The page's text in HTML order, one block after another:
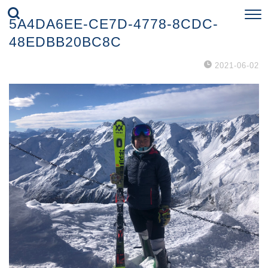
5A4DA6EE-CE7D-4778-8CDC-
48EDBB20BC8C
2021-06-02